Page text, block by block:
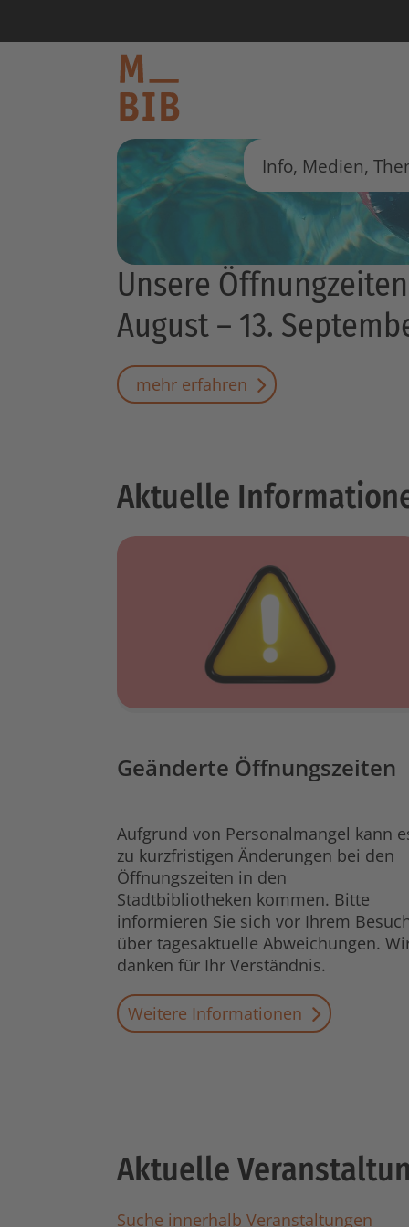
Herzlich
Unsere
August – 13.
mehr erfahren
Info, Medien, Themen
Aktuelle
Geänderte Öffnungszeiten
Aufgrund von Personalmangel kann
zu kurzfristigen Änderungen bei den
Öffnungszeiten in den
Stadtbibliotheken kommen. Bitte
informieren Sie sich vor Ihrem
über tagesaktuelle Abweichungen.
danken für Ihr Verständnis.
Weitere Informationen
Aktuelle
Suche innerhalb Veranstaltungen
informieren
entdecken
mitmachen
Login Konto
other languages